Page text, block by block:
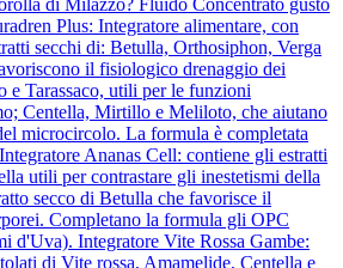
Plus: Integratore alimentare, con
secchi di: Betulla, Orthosiphon, Verga
il fisiologico drenaggio dei
Tarassaco, utili per le funzioni
Centella, Mirtillo e Meliloto, che aiutano
microcircolo. La formula è completata
Ananas Cell: contiene gli estratti
utili per contrastare gli inestetismi della
secco di Betulla che favorisce il
Completano la formula gli OPC
d'Uva). Integratore Vite Rossa Gambe:
di Vite rossa, Amamelide, Centella e